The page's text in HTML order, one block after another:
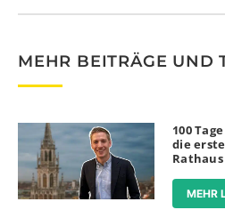
MEHR BEITRÄGE UND
100
die
MEHR